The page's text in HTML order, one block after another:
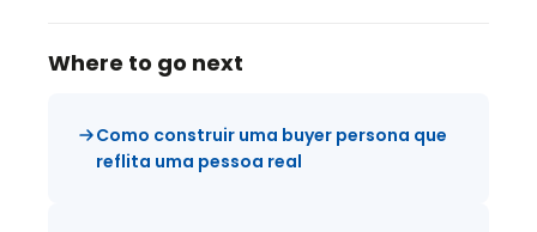
Where to go next
Como construir uma buyer persona que
reflita uma pessoa real